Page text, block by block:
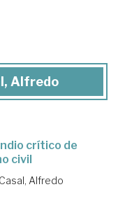
Alfredo
crítico de
civil
Alfredo